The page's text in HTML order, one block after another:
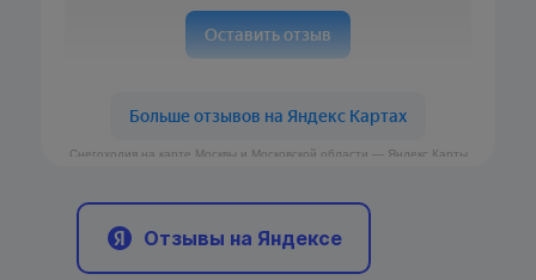
Снегоходия на карте Москвы и Московской области — Яндекс Карты
Отзывы на Яндексе